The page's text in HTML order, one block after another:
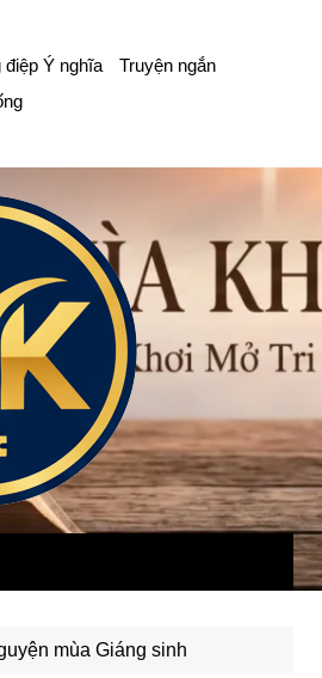
điệp Ý nghĩa
Truyện ngắn
mùa Giáng sinh